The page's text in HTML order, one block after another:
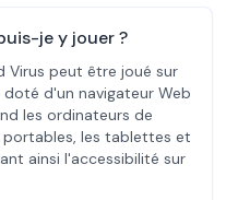
je y jouer ?
Virus peut être joué sur
d'un navigateur Web
les ordinateurs de
les tablettes et
ainsi l'accessibilité sur